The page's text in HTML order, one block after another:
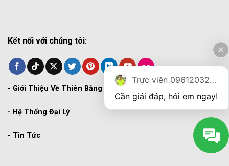
Kết nối với chúng tôi:
- Giới Thiệu Về Thiên Bằng
- Hệ Thống Đại Lý
- Tin Tức
Trực viên 0961203270
Cần giải đáp, hỏi em ngay!